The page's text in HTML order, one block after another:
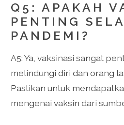
Q5: APAKAH
PENTING
PANDEMI?
A5: Ya, vaksinasi sangat
melindungi diri dan orang
Pastikan untuk
mengenai vaksin dari